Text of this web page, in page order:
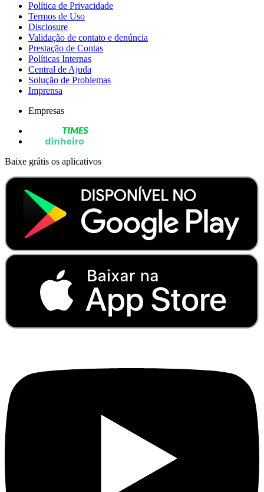
Política de Privacidade
Termos de Uso
Disclosure
Validação de contato e denúncia
Prestação de Contas
Políticas Internas
Central de Ajuda
Solução de Problemas
Imprensa
Empresas
Baixe grátis os aplicativos